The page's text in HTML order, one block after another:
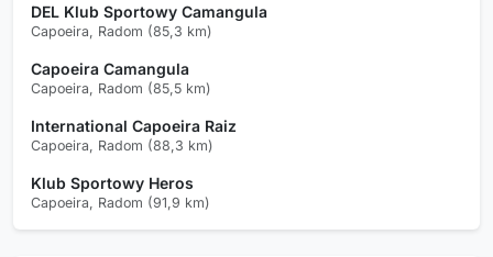
DEL Klub Sportowy Camangula
Capoeira, Radom (85,3 km)
Capoeira Camangula
Capoeira, Radom (85,5 km)
International Capoeira Raiz
Capoeira, Radom (88,3 km)
Klub Sportowy Heros
Capoeira, Radom (91,9 km)